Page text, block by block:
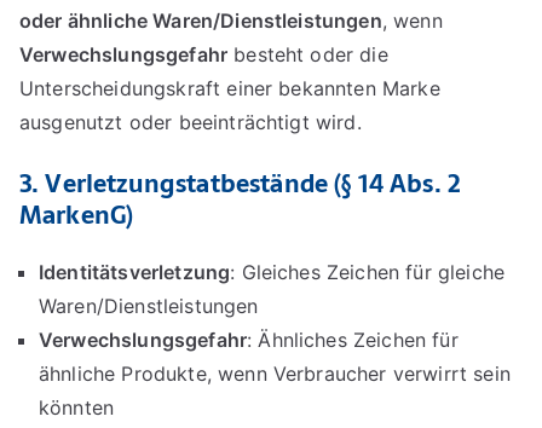
oder ähnliche Waren/Dienstleistungen, wenn
Verwechslungsgefahr besteht oder die
Unterscheidungskraft einer bekannten Marke
ausgenutzt oder beeinträchtigt wird.
3. Verletzungstatbestände (§ 14 Abs. 2
MarkenG)
Identitätsverletzung: Gleiches Zeichen für gleiche
Waren/Dienstleistungen
Verwechslungsgefahr: Ähnliches Zeichen für
ähnliche Produkte, wenn Verbraucher verwirrt sein
könnten